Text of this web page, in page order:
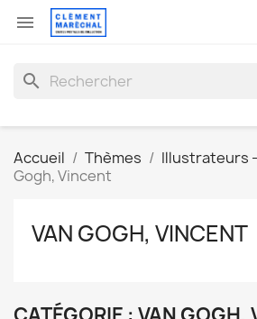

search
Accueil Thèmes Illustrateurs
Gogh, Vincent
VAN GOGH, VINCENT